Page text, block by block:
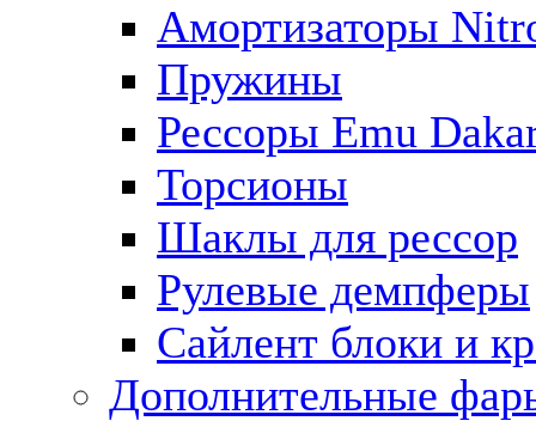
Амортизаторы
Пружины
Рессоры Emu
Торсионы
Шаклы для рессор
Рулевые демпферы
Сайлент блоки и
Дополнительные